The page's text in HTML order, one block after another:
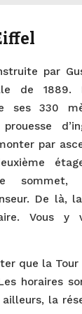
par
de
ses 330
par
sommet,
De là,
Vous y
que la
horaires
la